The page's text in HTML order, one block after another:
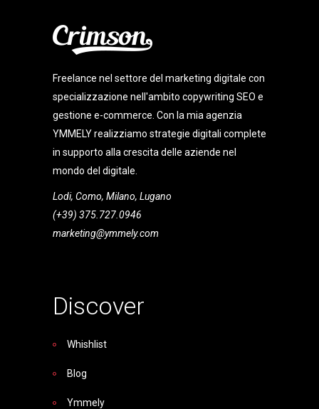
Freelance nel settore del marketing digitale con
specializzazione nell'ambito copywriting SEO e
gestione e-commerce. Con la mia agenzia
YMMELY realizziamo strategie digitali complete
in supporto alla crescita delle aziende nel
mondo del digitale.
Lodi, Como, Milano, Lugano
(+39) 375.727.0946
marketing@ymmely.com
Discover
Whishlist
Blog
Ymmely